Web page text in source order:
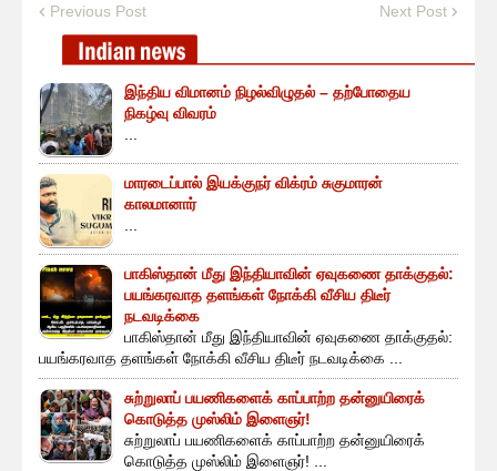
Previous Post Next Post
இந்திய விமானம் நிழல்விழுதல் – தற்போதைய
நிகழ்வு விவரம்
மாரடைப்பால் இயக்குநர் விக்ரம் சுகுமாரன்
காலமானார்
பாகிஸ்தான் மீது இந்தியாவின் ஏவுகணை தாக்குதல்:
பயங்கரவாத தளங்கள் நோக்கி வீசிய திடீர்
நடவடிக்கை
பாகிஸ்தான் மீது இந்தியாவின் ஏவுகணை தாக்குதல்:
பயங்கரவாத தளங்கள் நோக்கி வீசிய திடீர் நடவடிக்கை ...
சுற்றுலாப் பயணிகளைக் காப்பாற்ற தன்னுயிரைக்
கொடுத்த முஸ்லிம் இளைஞர்!
சுற்றுலாப் பயணிகளைக் காப்பாற்ற தன்னுயிரைக்
கொடுத்த முஸ்லிம் இளைஞர்! ...